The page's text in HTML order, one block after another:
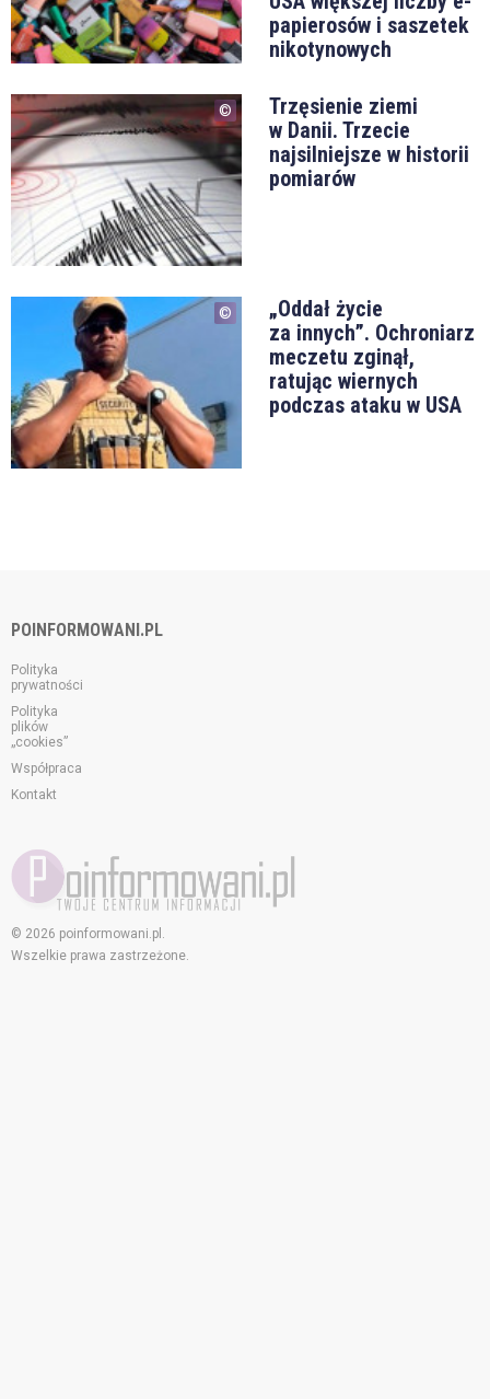
papierosów i saszetek
nikotynowych
Trzęsienie ziemi
w Danii. Trzecie
najsilniejsze w historii
pomiarów
„Oddał życie
za innych”. Ochroniarz
meczetu zginął,
ratując wiernych
podczas ataku w USA
POINFORMOWANI.PL
Polityka
prywatności
Polityka
plików
„cookies”
Współpraca
Kontakt
© 2026 poinformowani.pl.
Wszelkie prawa zastrzeżone.